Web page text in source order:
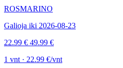
ROSMARINO
Galioja iki 2026-08-23
22.99 € 49.99 €
1 vnt · 22.99 €/vnt